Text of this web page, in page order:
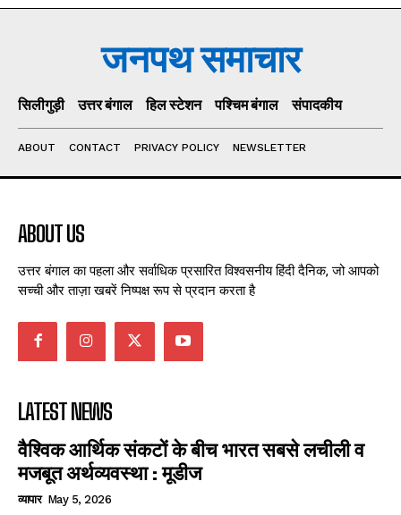
जनपथ समाचार
सिलीगुड़ी उत्तर बंगाल हिल स्टेशन पश्चिम बंगाल संपादकीय
ABOUT CONTACT PRIVACY POLICY NEWSLETTER
ABOUT US
उत्तर बंगाल का पहला और सर्वाधिक प्रसारित विश्वसनीय हिंदी दैनिक, जो आपको
सच्ची और ताज़ा खबरें निष्पक्ष रूप से प्रदान करता है
LATEST NEWS
वैश्विक आर्थिक संकटों के बीच भारत सबसे लचीली व
मजबूत अर्थव्यवस्था : मूडीज
व्यापार May 5, 2026